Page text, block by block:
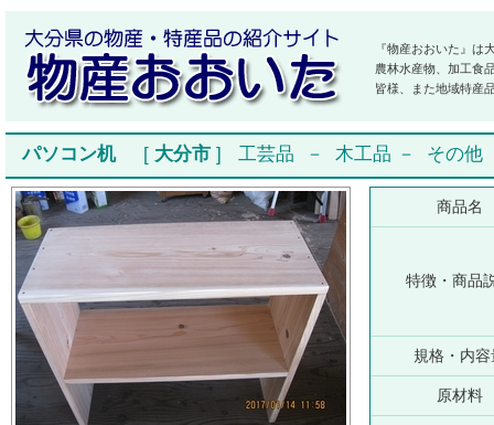
『物産おおいた』は
農林水産物、加工食
皆様、また地域特産
パソコン机 [ 大分市 ] 工芸品 － 木工品 － その他
商品名
特徴・商品
規格・内容
原材料